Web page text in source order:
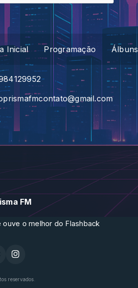
Inicial Programação Álbuns
FM
ouve o melhor do Flashback
reservados.